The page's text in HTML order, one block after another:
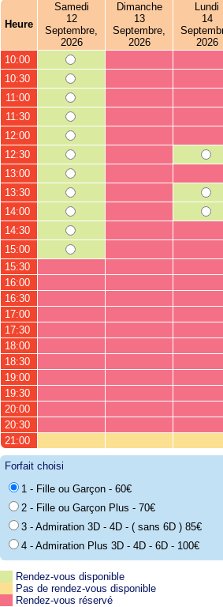
Heure
Samedi
12
Septembre,
2026
Dimanche
13
Septembre,
2026
Lundi
14
2026
10:00
10:30
11:00
11:30
12:00
12:30
13:00
13:30
14:00
14:30
15:00
15:30
16:00
16:30
17:00
17:30
18:00
18:30
19:00
19:30
20:00
20:30
21:00
Forfait choisi
1 - Fille ou Garçon - 60€
2 - Fille ou Garçon Plus - 70€
3 - Admiration 3D - 4D - ( sans 6D ) 85€
4 - Admiration Plus 3D - 4D - 6D - 100€
Rendez-vous disponible
Pas de rendez-vous disponible
Rendez-vous réservé